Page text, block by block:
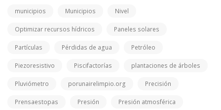
municipios Municipios Nivel
Optimizar recursos hídricos Paneles solares
Partículas Pérdidas de agua Petróleo
Piezoresistivo Piscifactorías plantaciones de árboles
Pluviómetro porunairelimpio.org Precisión
Prensaestopas Presión Presión atmosférica